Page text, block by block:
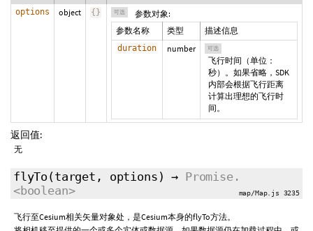
options object { } 可选
参数对象:
参数名称
类型 描述信息
duration number 可选
飞行时间（单位：
秒）。如果省略，SDK
内部会根据飞行距离
计算出理想的飞行时
间。
返回值:
无
flyTo (target, options ) → Promise.
<boolean>
map/Map.js 3235
飞行至Cesium相关矢量对象处，是Cesium本身的flyTo方法。